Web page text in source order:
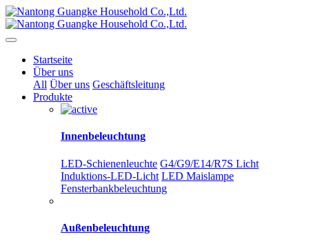
Startseite
Über uns
All Über uns Geschäftsleitung
Produkte
Innenbeleuchtung
LED-Schienenleuchte G4/G9/E14/R7S Licht
Induktions-LED-Licht LED Maislampe
Fensterbankbeleuchtung
Außenbeleuchtung